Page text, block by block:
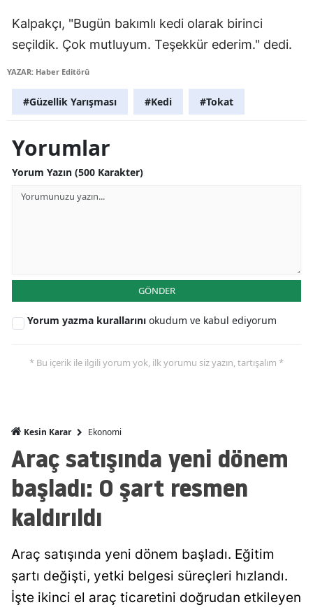
Kars
Kayseri
Kahramanmaraş
Niğde
Ordu
Sakarya
Samsun
Kalpakçı, "Bugün bakımlı kedi olarak birinci
seçildik. Çok mutluyum. Teşekkür ederim." dedi.
YAZAR: Haber Editörü
#Güzellik Yarışması #Kedi #Tokat
Yorumlar
Yorum Yazın (500 Karakter)
GÖNDER
Yorum yazma kurallarını okudum ve kabul ediyorum
* Bu içerik ile ilgili yorum yok, ilk yorumu siz yazın, tartışalım *
Kesin Karar Ekonomi
Araç satışında yeni dönem
başladı: O şart resmen
kaldırıldı
Araç satışında yeni dönem başladı. Eğitim
şartı değişti, yetki belgesi süreçleri hızlandı.
İşte ikinci el araç ticaretini doğrudan etkileyen